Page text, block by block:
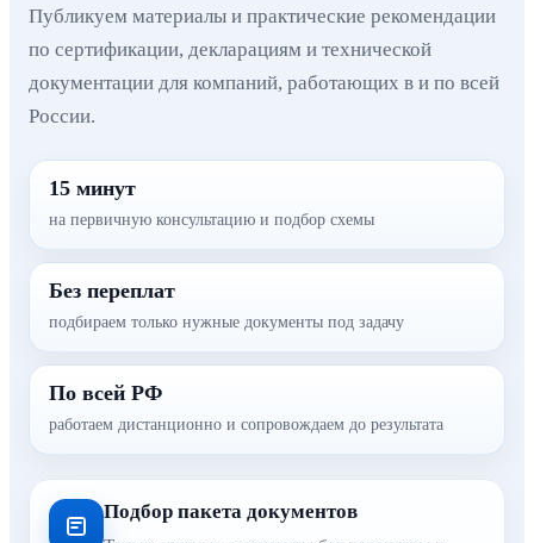
Публикуем материалы и практические рекомендации
по сертификации, декларациям и технической
документации для компаний, работающих в и по всей
России.
15 минут
на первичную консультацию и подбор схемы
Без переплат
подбираем только нужные документы под задачу
По всей РФ
работаем дистанционно и сопровождаем до результата
Подбор пакета документов